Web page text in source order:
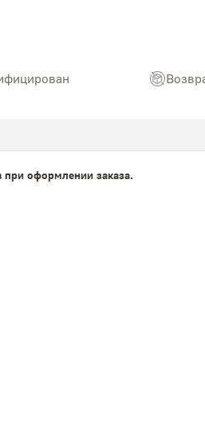
при оформлении заказа.